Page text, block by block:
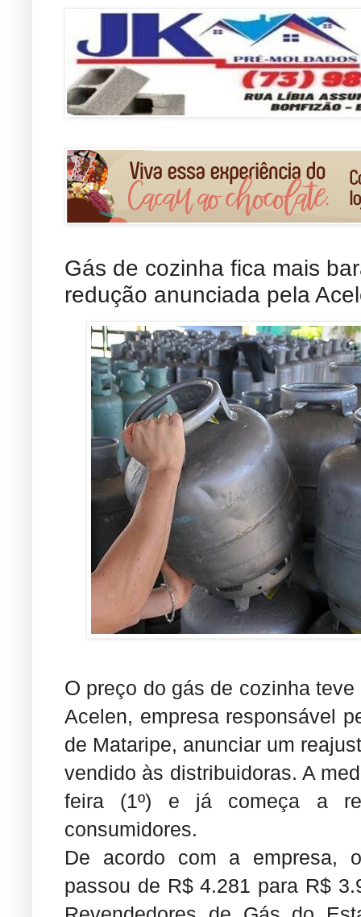
Gás de cozinha fica mais
redução anunciada pela
O preço do gás de cozinha
Acelen, empresa responsável
de Mataripe, anunciar um
vendido às distribuidoras. A
feira (1º) e já começa a
consumidores.
De acordo com a empresa,
passou de R$ 4.281 para R$